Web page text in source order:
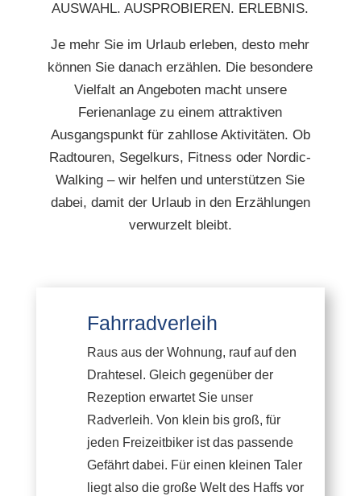
AUSWAHL. AUSPROBIEREN. ERLEBNIS.
Je mehr Sie im Urlaub erleben, desto mehr
können Sie danach erzählen. Die besondere
Vielfalt an Angeboten macht unsere
Ferienanlage zu einem attraktiven
Ausgangspunkt für zahllose Aktivitäten. Ob
Radtouren, Segelkurs, Fitness oder Nordic-
Walking – wir helfen und unterstützen Sie
dabei, damit der Urlaub in den Erzählungen
verwurzelt bleibt.
Fahrradverleih
Raus aus der Wohnung, rauf auf den
Drahtesel. Gleich gegenüber der
Rezeption erwartet Sie unser
Radverleih. Von klein bis groß, für
jeden Freizeitbiker ist das passende
Gefährt dabei. Für einen kleinen Taler
liegt also die große Welt des Haffs vor